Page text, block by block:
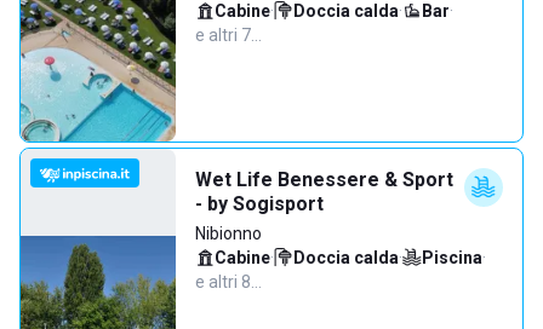
Cabine· Doccia calda· Bar·
e altri 7…
Wet Life Benessere & Sport
- by Sogisport
Nibionno
Cabine· Doccia calda· Piscina·
e altri 8…